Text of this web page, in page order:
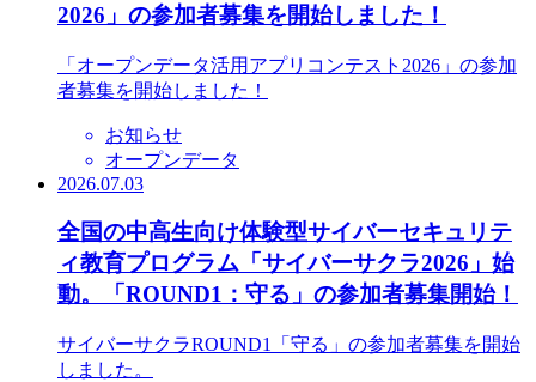
2026」の参加者募集を開始しました！
「オープンデータ活用アプリコンテスト2026」の参加
者募集を開始しました！
お知らせ
オープンデータ
2026.07.03
全国の中高生向け体験型サイバーセキュリテ
ィ教育プログラム「サイバーサクラ2026」始
動。「ROUND1：守る」の参加者募集開始！
サイバーサクラROUND1「守る」の参加者募集を開始
しました。